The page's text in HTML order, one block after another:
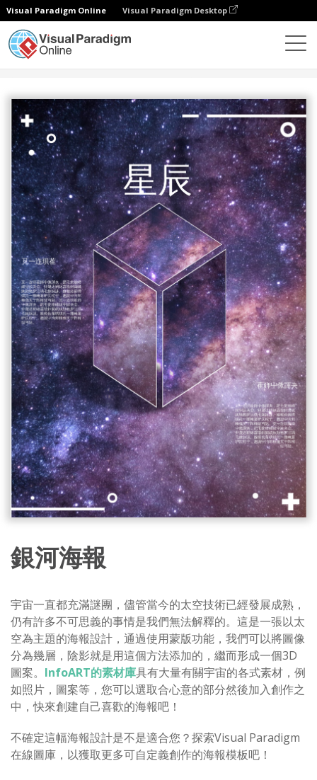
Visual Paradigm Online Visual Paradigm Desktop
銀河海報
宇宙一直都充滿謎團，儘管當今的太空技術已經發展成熟，
仍有許多不可思義的事情是我們無法解釋的。這是一張以太
空為主題的海報設計，通過使用蒙版功能，我們可以將圖像
分為幾層，陰影就是用這個方法添加的，繼而形成一個3D
圖案。 InfoART的素材庫具有大量有關宇宙的各式素材，例
如照片，圖案等，您可以選取合心意的部分然後加入創作之
中，快來創建自己喜歡的海報吧！
不確定這幅海報設計是不是適合您？探索Visual Paradigm
在線圖庫，以獲取更多可自定義創作的海報模板吧！